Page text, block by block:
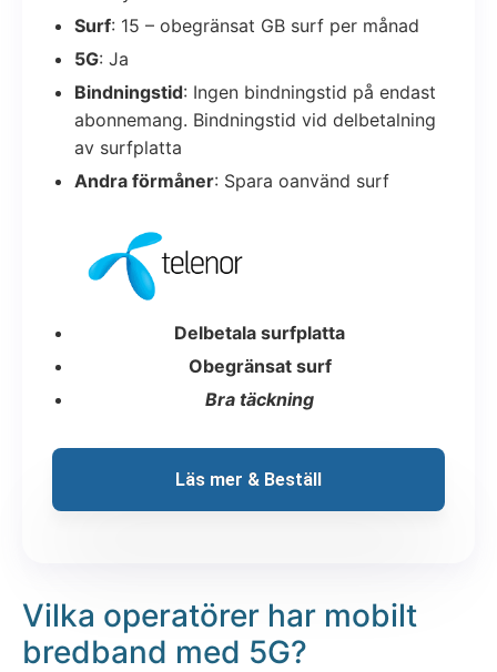
Surf: 15 – obegränsat GB surf per månad
5G: Ja
Bindningstid: Ingen bindningstid på endast
abonnemang. Bindningstid vid delbetalning
av surfplatta
Andra förmåner: Spara oanvänd surf
Delbetala surfplatta
Obegränsat surf
Bra täckning
Läs mer & Beställ
Vilka operatörer har mobilt
bredband med 5G?